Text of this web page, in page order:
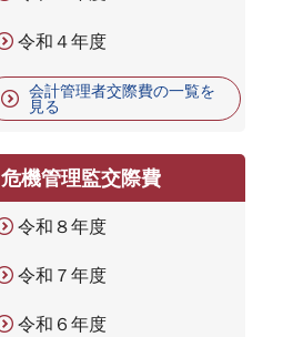
令和４年度
会計管理者交際費の一覧を
見る
危機管理監交際費
令和８年度
令和７年度
令和６年度